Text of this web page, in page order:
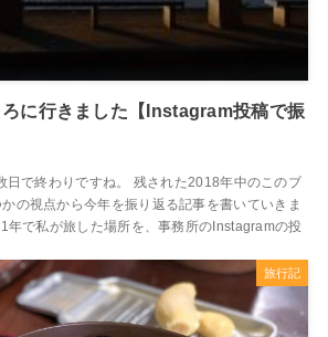
に行きました【Instagram投稿で振
日で終わりですね。 残された2018年中のこのブ
の視点から今年を振り返る記事を書いていきま
年で私が旅した場所を、事務所のInstagramの投
旅行記